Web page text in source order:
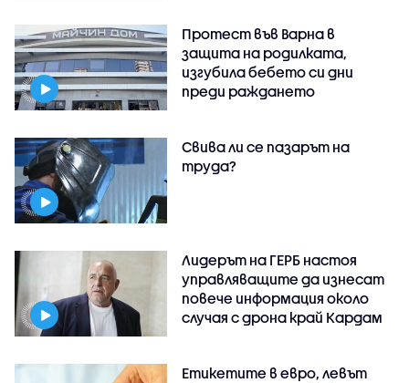
Протест във Варна в
защита на родилката,
изгубила бебето си дни
преди раждането
Свива ли се пазарът на
труда?
Лидерът на ГЕРБ настоя
управляващите да изнесат
повече информация около
случая с дрона край Кардам
Етикетите в евро, левът